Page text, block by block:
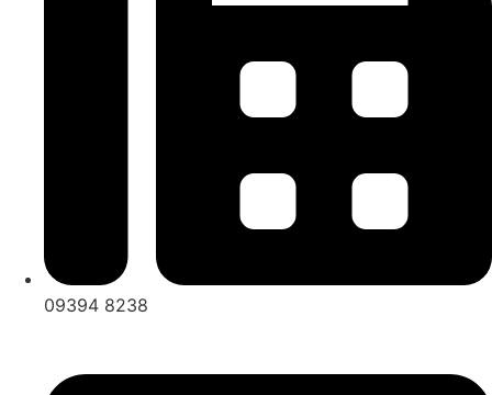
09394 8238